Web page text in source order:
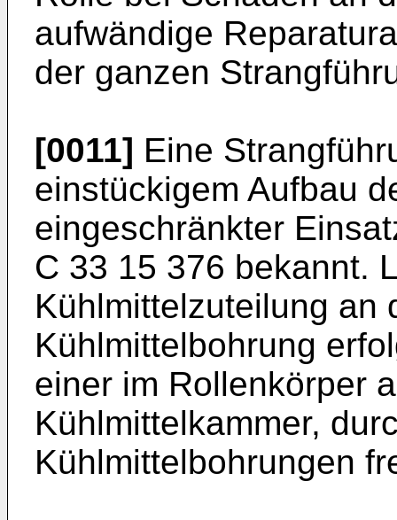
aufwändige
der ganzen
[0011] Eine
einstückigem Aufbau
eingeschränkter
C 33 15 376 bekannt.
Kühlmittelzuteilung an
Kühlmittelbohrung
einer im Rollenkörper
Kühlmittelkammer,
Kühlmittelbohrungen